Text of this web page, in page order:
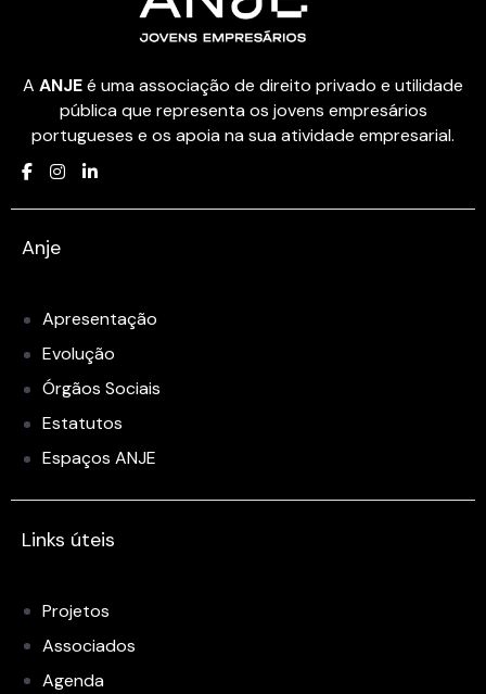
A ANJEé uma associação de direito privado e utilidade
pública que representa os jovens empresários
portugueses e os apoia na sua atividade empresarial.
Anje
Apresentação
Evolução
Órgãos Sociais
Estatutos
Espaços ANJE
Links úteis
Projetos
Associados
Agenda